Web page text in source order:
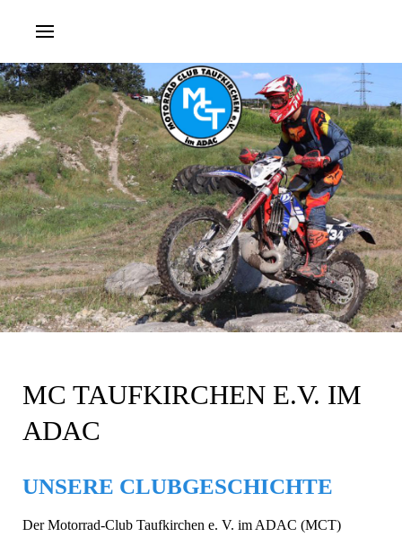
MC TAUFKIRCHEN E.V. IM
ADAC
UNSERE CLUBGESCHICHTE
Der Motorrad-Club Taufkirchen e. V. im ADAC (MCT)